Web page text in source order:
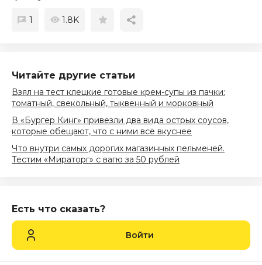
1 1.8K
Читайте другие статьи
Взял на тест клецкие готовые крем-супы из пачки:
томатный, свекольный, тыквенный и морковный
В «Бургер Кинг» привезли два вида острых соусов,
которые обещают, что с ними всё вкуснее
Что внутри самых дорогих магазинных пельменей.
Тестим «Мираторг» с вагю за 50 рублей
Есть что сказать?
Войти